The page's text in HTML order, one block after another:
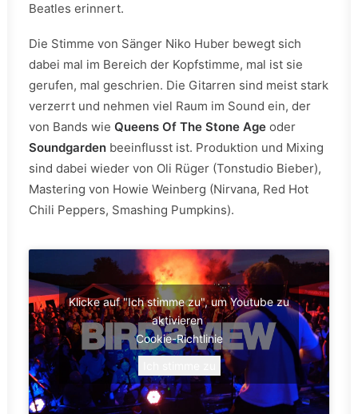
Beatles erinnert.
Die Stimme von Sänger Niko Huber bewegt sich
dabei mal im Bereich der Kopfstimme, mal ist sie
gerufen, mal geschrien. Die Gitarren sind meist stark
verzerrt und nehmen viel Raum im Sound ein, der
von Bands wie Queens Of The Stone Age oder
Soundgarden beeinflusst ist. Produktion und Mixing
sind dabei wieder von Oli Rüger (Tonstudio Bieber),
Mastering von Howie Weinberg (Nirvana, Red Hot
Chili Peppers, Smashing Pumpkins).
Klicke auf "Ich stimme zu", um Youtube zu
aktivieren
Cookie-Richtlinie